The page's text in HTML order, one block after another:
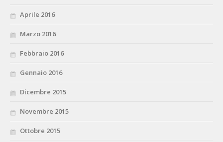
Aprile 2016
Marzo 2016
Febbraio 2016
Gennaio 2016
Dicembre 2015
Novembre 2015
Ottobre 2015